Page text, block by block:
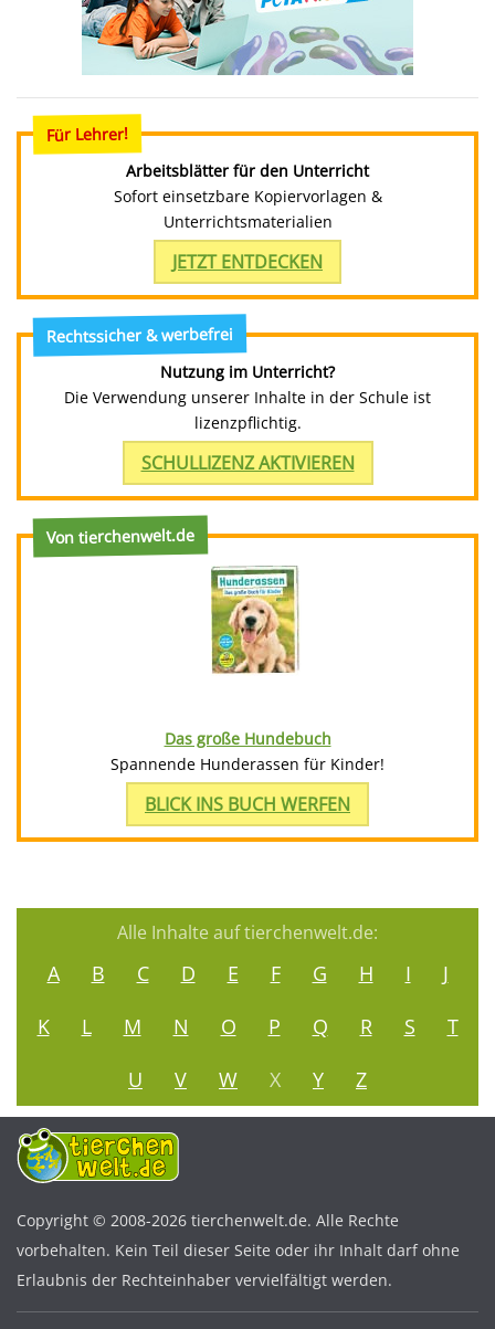
Für Lehrer!
Arbeitsblätter für den Unterricht
Sofort einsetzbare Kopiervorlagen &
Unterrichtsmaterialien
JETZT ENTDECKEN
Rechtssicher & werbefrei
Nutzung im Unterricht?
Die Verwendung unserer Inhalte in der Schule ist
lizenzpflichtig.
SCHULLIZENZ AKTIVIEREN
Von tierchenwelt.de
Das große Hundebuch
Spannende Hunderassen für Kinder!
BLICK INS BUCH WERFEN
Alle Inhalte auf tierchenwelt.de:
A B C D E F G H I
J
K
L M N O P Q R S
T
U
V W X Y Z
Copyright © 2008-2026 tierchenwelt.de. Alle Rechte
vorbehalten. Kein Teil dieser Seite oder ihr Inhalt darf ohne
Erlaubnis der Rechteinhaber vervielfältigt werden.